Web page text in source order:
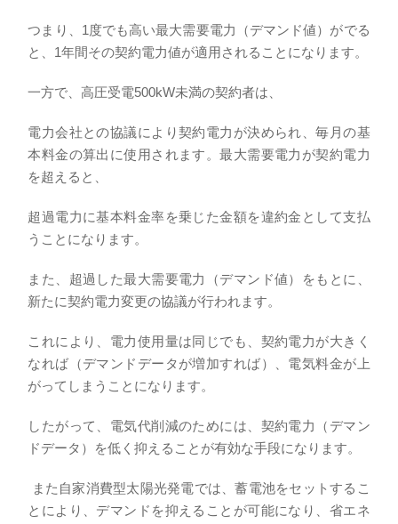
つまり、1度でも高い最大需要電力（デマンド値）がでる
と、1年間その契約電力値が適用されることになります。
一方で、高圧受電500kW未満の契約者は、
電力会社との協議により契約電力が決められ、毎月の基
本料金の算出に使用されます。最大需要電力が契約電力
を超えると、
超過電力に基本料金率を乗じた金額を違約金として支払
うことになります。
また、超過した最大需要電力（デマンド値）をもとに、
新たに契約電力変更の協議が行われます。
これにより、電力使用量は同じでも、契約電力が大きく
なれば（デマンドデータが増加すれば）、電気料金が上
がってしまうことになります。
したがって、電気代削減のためには、契約電力（デマン
ドデータ）を低く抑えることが有効な手段になります。
また自家消費型太陽光発電では、蓄電池をセットするこ
とにより、デマンドを抑えることが可能になり、省エネ